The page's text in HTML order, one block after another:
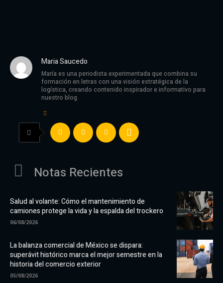
Maria Saucedo
María es una periodista experimentada que combina su
formación en letras con una visión estratégica de la
logística, creando contenido inspirador e informativo para
nuestro blog.
Notas Recientes
Salud al volante: Cómo el mantenimiento de
camiones protege la vida y la espalda del trockero
06/08/2026
La balanza comercial de México se dispara:
superávit histórico marca el mejor semestre en la
historia del comercio exterior
05/08/2026